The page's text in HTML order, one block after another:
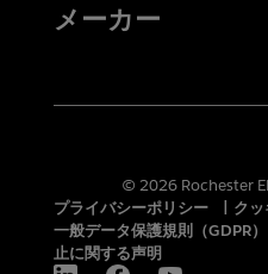
メーカー
© 2026 Rochester
プライバシーポリシー
ク
一般データ保護規則（GDPR）
止に関する声明